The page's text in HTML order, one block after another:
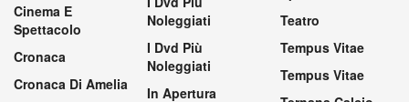
Cinema E
Spettacolo
Cronaca
Cronaca Di Amelia
Noleggiati
I Dvd Più
Noleggiati
In Apertura
Teatro
Tempus Vitae
Tempus Vitae